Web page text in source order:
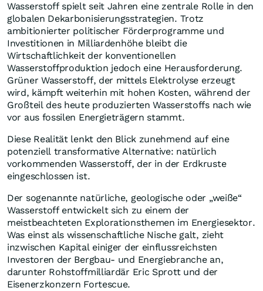
Wasserstoff spielt seit Jahren eine zentrale Rolle in den
globalen Dekarbonisierungsstrategien. Trotz
ambitionierter politischer Förderprogramme und
Investitionen in Milliardenhöhe bleibt die
Wirtschaftlichkeit der konventionellen
Wasserstoffproduktion jedoch eine Herausforderung.
Grüner Wasserstoff, der mittels Elektrolyse erzeugt
wird, kämpft weiterhin mit hohen Kosten, während der
Großteil des heute produzierten Wasserstoffs nach wie
vor aus fossilen Energieträgern stammt.
Diese Realität lenkt den Blick zunehmend auf eine
potenziell transformative Alternative: natürlich
vorkommenden Wasserstoff, der in der Erdkruste
eingeschlossen ist.
Der sogenannte natürliche, geologische oder „weiße“
Wasserstoff entwickelt sich zu einem der
meistbeachteten Explorationsthemen im Energiesektor.
Was einst als wissenschaftliche Nische galt, zieht
inzwischen Kapital einiger der einflussreichsten
Investoren der Bergbau- und Energiebranche an,
darunter Rohstoffmilliardär Eric Sprott und der
Eisenerzkonzern Fortescue.